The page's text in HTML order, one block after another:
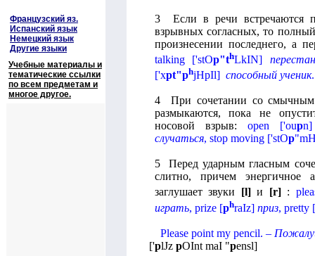
3 Если в речи встречаются
взрывных согласных, то
произнесении последнего, а
talking['stOp"thLkIN]
['xpt"phjHpIl] способный ученик.
4 При сочетании со
размыкаются, пока не
носовой взрыв: open ['oupn
случаться, stop moving['stOp"
5 Перед ударным гласным
слитно, причем энергичное
заглушает звуки
[l] и [r] :
играть, prize[phraIz] приз, pretty[
Please point my pencil. –
['plJzpOInt maI "pensl]
Французский яз.
Испанский язык
Немецкий язык
Другие языки
Учебные материалы и
тематические ссылки
по всем предметам и
многое другое.